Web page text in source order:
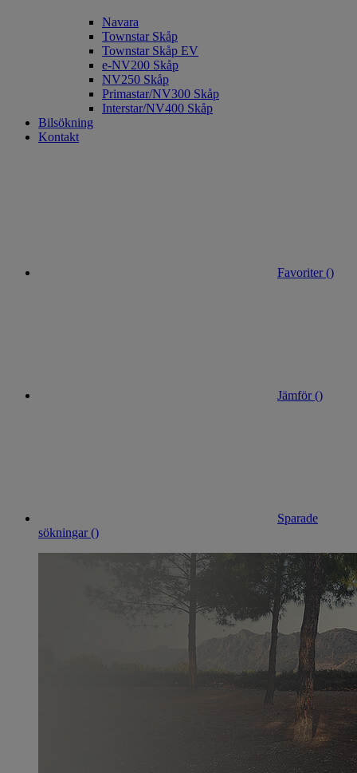
Navara
Townstar Skåp
Townstar Skåp EV
e-NV200 Skåp
NV250 Skåp
Primastar/NV300 Skåp
Interstar/NV400 Skåp
Bilsökning
Kontakt
Favoriter ()
Jämför ()
Sparade
sökningar ()